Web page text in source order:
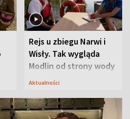
Rejs u zbiegu Narwi i
Wisły. Tak wygląda
Modlin od strony wody
Aktualności